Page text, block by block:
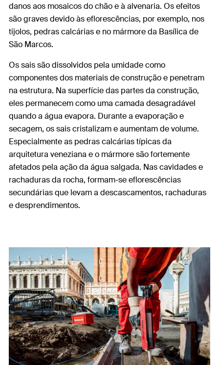
danos aos mosaicos do chão e à alvenaria. Os efeitos
são graves devido às eflorescências, por exemplo, nos
tijolos, pedras calcárias e no mármore da Basílica de
São Marcos.
Os sais são dissolvidos pela umidade como
componentes dos materiais de construção e penetram
na estrutura. Na superfície das partes da construção,
eles permanecem como uma camada desagradável
quando a água evapora. Durante a evaporação e
secagem, os sais cristalizam e aumentam de volume.
Especialmente as pedras calcárias típicas da
arquitetura veneziana e o mármore são fortemente
afetados pela ação da água salgada. Nas cavidades e
rachaduras da rocha, formam-se eflorescências
secundárias que levam a descascamentos, rachaduras
e desprendimentos.